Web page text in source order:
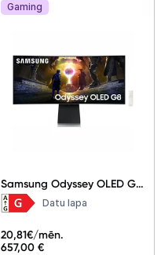
Gaming
Samsung Odyssey OLED G8
G85SD 34"
LS34DG850SUXDU
Datu lapa
657,00 €
20,81€/mēn.